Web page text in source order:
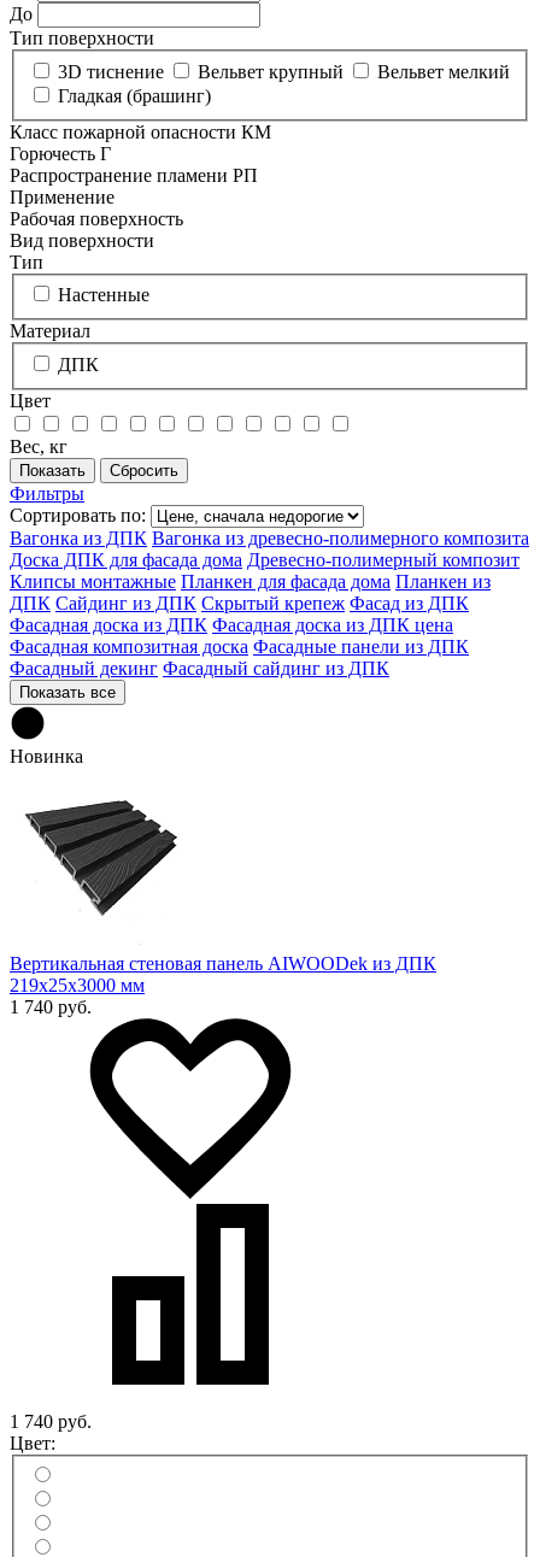
До
Тип поверхности
3D тиснение
Вельвет крупный
Вельвет мелкий
Гладкая (брашинг)
Класс пожарной опасности КМ
Горючесть Г
Распространение пламени РП
Применение
Рабочая поверхность
Вид поверхности
Тип
Настенные
Материал
ДПК
Цвет
Вес, кг
Фильтры
Сортировать по:
Вагонка из ДПК Вагонка из древесно-полимерного композита
Доска ДПК для фасада дома Древесно-полимерный композит
Клипсы монтажные Планкен для фасада дома Планкен из
ДПК Сайдинг из ДПК Скрытый крепеж Фасад из ДПК
Фасадная доска из ДПК Фасадная доска из ДПК цена
Фасадная композитная доска Фасадные панели из ДПК
Фасадный декинг Фасадный сайдинг из ДПК
Показать все
Новинка
Вертикальная стеновая панель AIWOODek из ДПК
219х25х3000 мм
1 740 руб.
1 740 руб.
Цвет: